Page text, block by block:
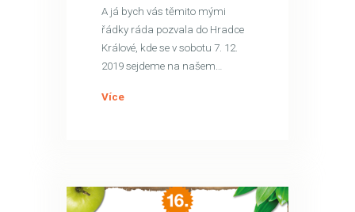
A já bych vás těmito mými
řádky ráda pozvala do Hradce
Králové, kde se v sobotu 7. 12.
2019 sejdeme na našem…
Více